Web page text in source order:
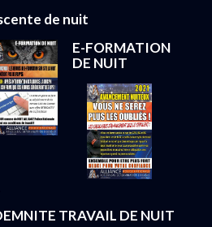
de nuit
E-FORMATION
DE NUIT
TRAVAIL DE NUIT